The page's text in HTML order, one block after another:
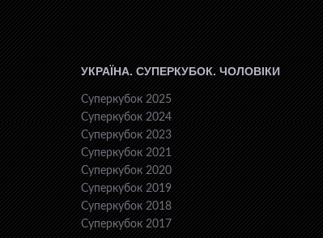
УКРАЇНА. СУПЕРКУБОК. ЧОЛОВІКИ
Суперкубок 2025
Суперкубок 2024
Суперкубок 2023
Суперкубок 2021
Суперкубок 2020
Суперкубок 2019
Суперкубок 2018
Суперкубок 2017